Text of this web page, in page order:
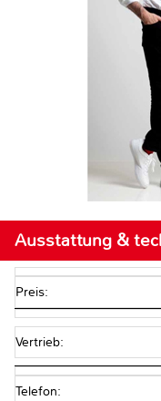
Ausstattung &
Preis:
Vertrieb:
Telefon: